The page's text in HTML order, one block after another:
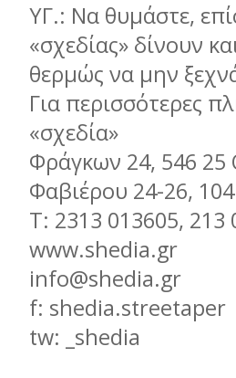
ΥΓ.: Να θυμάστε,
«σχεδίας» δίνουν
θερμώς να μην
Για περισσότερες
«σχεδία»
Φράγκων 24, 546 25
Φαβιέρου 24-26,
Τ: 2313 013605, 213
www.shedia.gr
info@shedia.gr
f: shedia.streetaper
tw: _shedia